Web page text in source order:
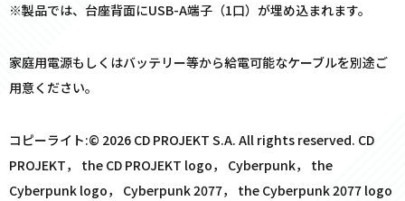
※製品では、台座背面にUSB-A端子（1口）が埋め込まれます。
家庭用電源もしくはバッテリー等から給電可能なケーブルを別途ご
用意ください。
コピーライト:© 2026 CD PROJEKT S.A. All rights reserved. CD
PROJEKT， the CD PROJEKT logo， Cyberpunk， the
Cyberpunk logo， Cyberpunk 2077， the Cyberpunk 2077 logo